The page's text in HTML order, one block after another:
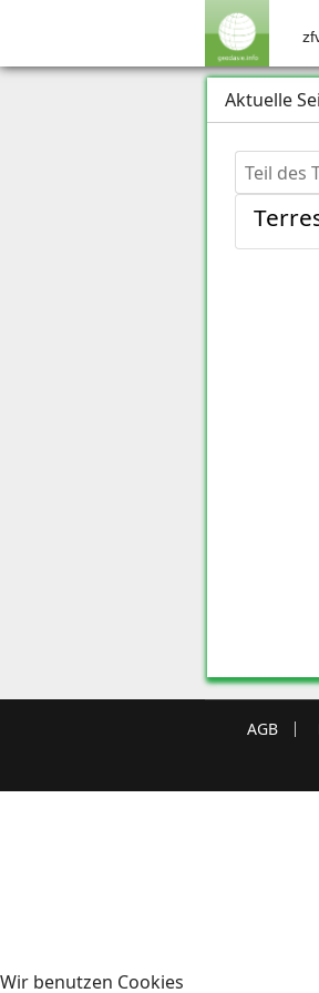
Aktuelle
Teil des
AGB
Wir benutzen Cookies